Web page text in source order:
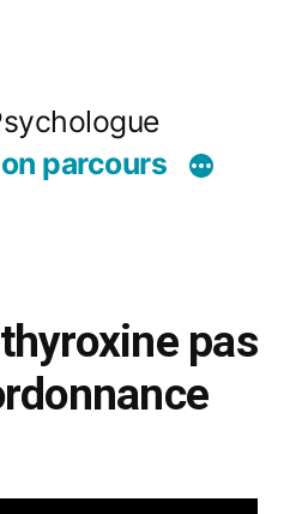
parcours
pas